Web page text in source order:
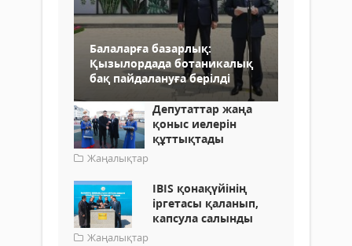
Балаларға базарлық:
Қызылордада ботаникалық
бақ пайдалануға берілді
Депутаттар жаңа
қоныс иелерін
құттықтады
Жаңалықтар
IBIS қонақүйінің
іргетасы қаланып,
капсула салынды
Жаңалықтар